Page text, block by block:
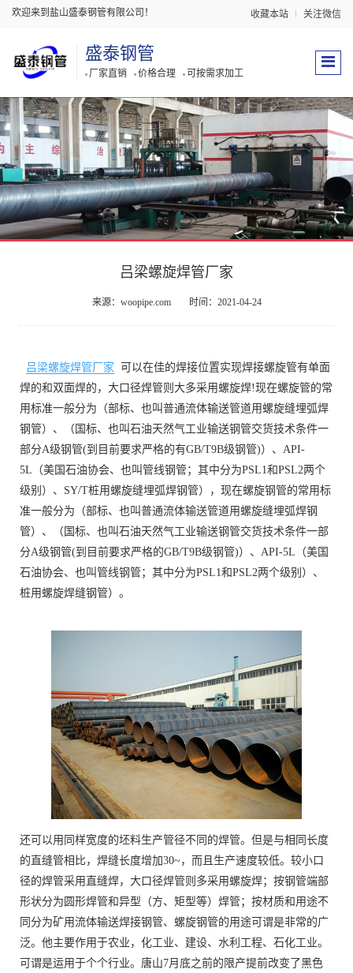
欢迎来到盐山盛泰钢管有限公司！ 收藏本站 关注微信
盛泰钢管
厂家直销 价格合理 可按需求加工
吕梁螺旋焊管厂家
来源：woopipe.com 时间：2021-04-24
吕梁螺旋焊管厂家
可以在佳的焊接位置实现焊接螺旋管有单面
焊的和双面焊的，大口径焊管则大多采用螺旋焊!现在螺旋管的常
用标准一般分为（部标、也叫普通流体输送管道用螺旋缝埋弧焊
钢管）、（国标、也叫石油天然气工业输送钢管交货技术条件一
部分A级钢管(到目前要求严格的有GB/T9B级钢管)）、API-
5L（美国石油协会、也叫管线钢管；其中分为PSL1和PSL2两个
级别）、SY/T桩用螺旋缝埋弧焊钢管），现在螺旋钢管的常用标
准一般分为（部标、也叫普通流体输送管道用螺旋缝埋弧焊钢
管）、（国标、也叫石油天然气工业输送钢管交货技术条件一部
分A级钢管(到目前要求严格的GB/T9B级钢管)）、API-5L（美国
石油协会、也叫管线钢管；其中分为PSL1和PSL2两个级别）、
桩用螺旋焊缝钢管）。
还可以用同样宽度的坯料生产管径不同的焊管。但是与相同长度
的直缝管相比，焊缝长度增加30~，而且生产速度较低。较小口
径的焊管采用直缝焊，大口径焊管则多采用螺旋焊；按钢管端部
形状分为圆形焊管和异型（方、矩型等）焊管；按材质和用途不
同分为矿用流体输送焊接钢管、螺旋钢管的用途可谓是非常的广
泛。他主要作用于农业，化工业、建设、水利工程、石化工业。
可谓是运用于个个行业。唐山7月底之前的限产提前改变了黑色